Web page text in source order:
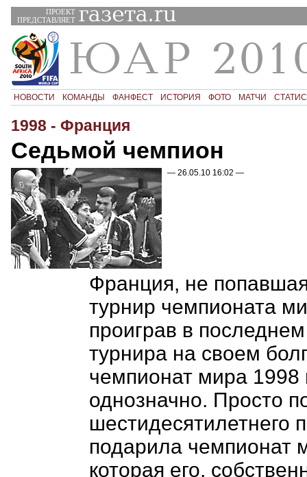
ПРОЕКТ
ПРЕДСТАВЛЯЕТ
НОВОСТИ КОМАНДЫ ФАНФЕСТ ИСТОРИЯ ФОТО МАТЧИ
1998 - Франция
Седьмой чемпион
— 26.05.10 16:02 —
Франция, не
турнир чемпионата
проиграв в
турнира на своем
чемпионат мира 1998
однозначно. Просто
подарила чемпионат
которая его,